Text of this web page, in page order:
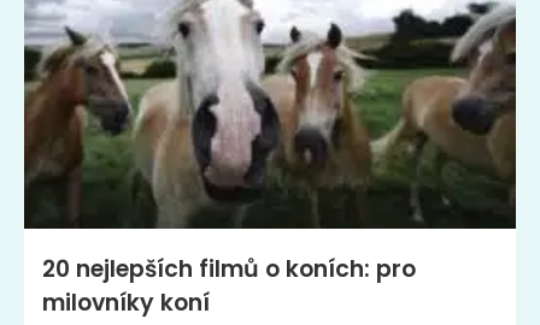
20 nejlepších filmů o koních: pro
milovníky koní